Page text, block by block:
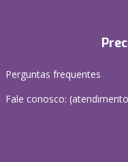
Perguntas frequentes
Fale conosco: